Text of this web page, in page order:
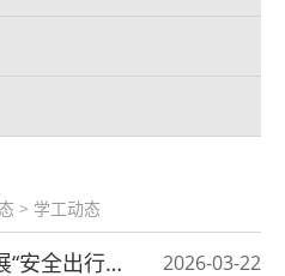
> 学工动态
2026-03-22
安全出行，守